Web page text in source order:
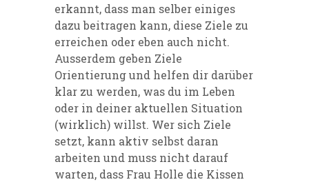
erkannt, dass man selber einiges
dazu beitragen kann, diese Ziele zu
erreichen oder eben auch nicht.
Ausserdem geben Ziele
Orientierung und helfen dir darüber
klar zu werden, was du im Leben
oder in deiner aktuellen Situation
(wirklich) willst. Wer sich Ziele
setzt, kann aktiv selbst daran
arbeiten und muss nicht darauf
warten, dass Frau Holle die Kissen